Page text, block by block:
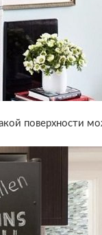
поверхности